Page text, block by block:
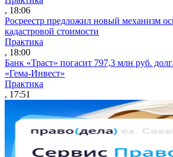
, 18:06
Росреестр предложил новый механизм
кадастровой стоимости
Практика
, 18:00
Банк «Траст» погасит 797,3 млн руб.
«Гема-Инвест»
Практика
, 17:51